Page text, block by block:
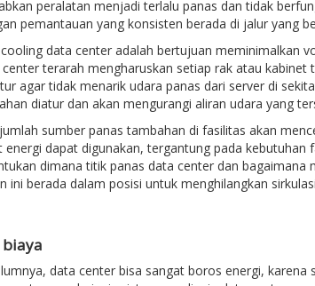
peralatan menjadi terlalu panas dan tidak
pemantauan yang konsisten berada di jalur yang
data center adalah bertujuan meminimalkan
terarah mengharuskan setiap rak atau
agar tidak menarik udara panas dari server di
diatur dan akan mengurangi aliran udara yang
sumber panas tambahan di fasilitas akan
dapat digunakan, tergantung pada kebutuhan
dimana titik panas data center dan
ini berada dalam posisi untuk menghilangkan
data center bisa sangat boros energi,